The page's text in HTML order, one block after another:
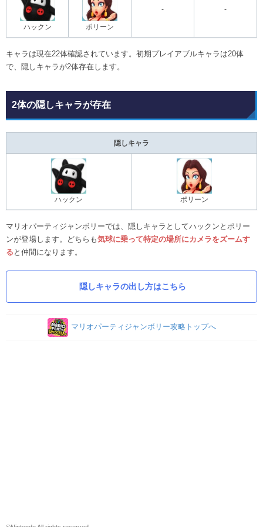
ハックン ポリーン
- -
キャラは現在22体確認されています。初期プレイアブルキャラは20体
で、隠しキャラが2体存在します。
2体の隠しキャラが存在
隠しキャラ
ハックン ポリーン
マリオパーティジャンボリーでは、隠しキャラとしてハックンとポリー
ンが登場します。どちらも気球に乗って特定の場所にカメラをズームす
る と仲間になります。
隠しキャラの出し方はこちら
マリオパーティジャンボリー攻略トップへ